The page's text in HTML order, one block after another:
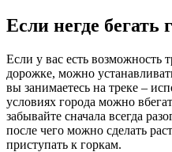
Если негде бегать
Если у вас есть возможность
дорожке, можно
вы занимаетесь на треке –
условиях города можно
забывайте сначала всегда
после чего можно сделать
приступать к горкам.